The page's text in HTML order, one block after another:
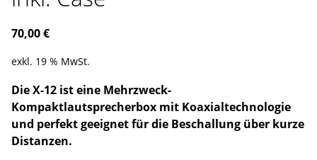
70,00€
exkl. 19 % MwSt.
Die X-12 ist eine Mehrzweck-
Kompaktlautsprecherbox mit Koaxialtechnologie
und perfekt geeignet für die Beschallung über kurze
Distanzen.